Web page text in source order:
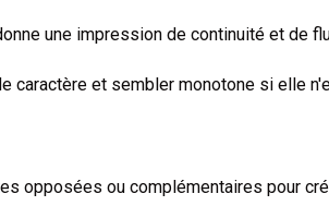
une impression de continuité et de
caractère et sembler monotone si elle
opposées ou complémentaires pour